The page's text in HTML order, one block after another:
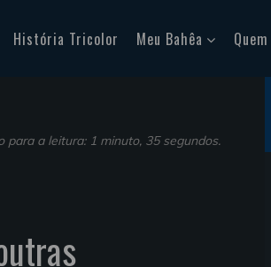
História Tricolor Meu Bahêa
para a leitura: 1 minuto, 35 segundos.